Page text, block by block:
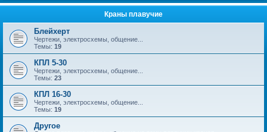
Краны плавучие
Блейхерт
Чертежи, электросхемы, общение...
Темы: 19
КПЛ 5-30
Чертежи, электросхемы, общение...
Темы: 23
КПЛ 16-30
Чертежи, электросхемы, общение...
Темы: 19
Другое